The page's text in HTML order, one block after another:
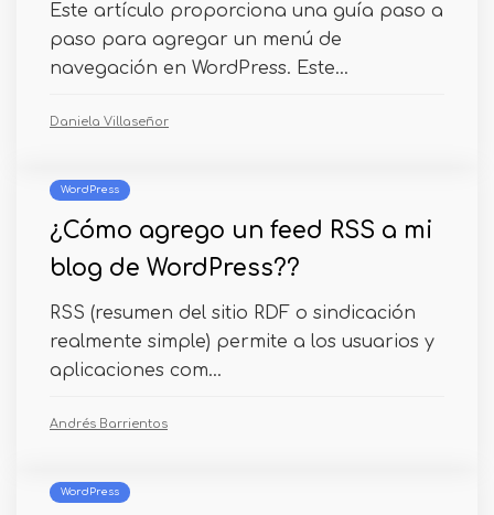
Este artículo proporciona una guía paso a
paso para agregar un menú de
navegación en WordPress. Este...
Daniela Villaseñor
WordPress
¿Cómo agrego un feed RSS a mi
blog de WordPress??
RSS (resumen del sitio RDF o sindicación
realmente simple) permite a los usuarios y
aplicaciones com...
Andrés Barrientos
WordPress